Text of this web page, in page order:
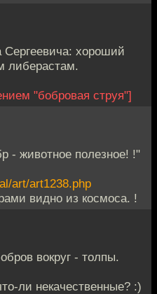
хороший
либерастам.
"бобровая струя"]
- животное полезное! !"
art/art1238.php
видно из космоса. !
вокруг - толпы.
ли некачественные? :)